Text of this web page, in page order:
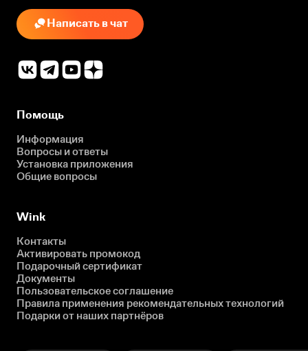
Написать в чат
Помощь
Информация
Вопросы и ответы
Установка приложения
Общие вопросы
Wink
Контакты
Активировать промокод
Подарочный сертификат
Документы
Пользовательское соглашение
Правила применения рекомендательных технологий
Подарки от наших партнёров